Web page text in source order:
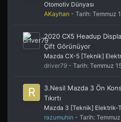
Otomotiv Dünyası
AKayhan - Tarih: Temmuz
2020 CX5 Headup
Çift Görünüyor
Mazda CX-5 [Teknik]
driver79 - Tarih: Temmuz
3.Nesil Mazda 3 Ön
Tıkırtı
Mazda 3 [Teknik] Elektrik-
razumuhin - Tarih: